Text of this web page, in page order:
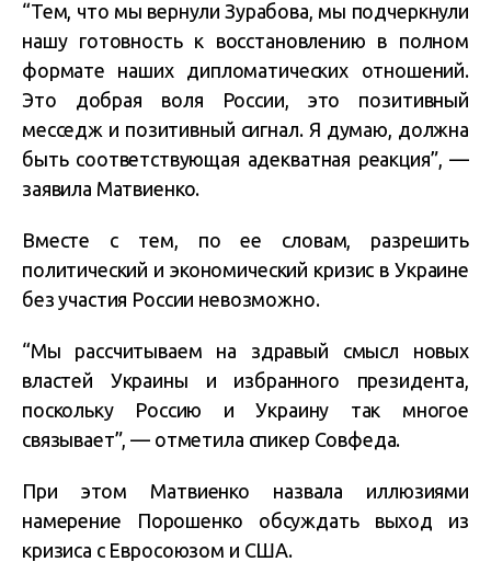
“Тем, что мы вернули Зурабова, мы подчеркнули
нашу готовность к восстановлению в полном
формате наших дипломатических отношений.
Это добрая воля России, это позитивный
месседж и позитивный сигнал. Я думаю, должна
быть соответствующая адекватная реакция”, —
заявила Матвиенко.
Вместе с тем, по ее словам, разрешить
политический и экономический кризис в Украине
без участия России невозможно.
“Мы рассчитываем на здравый смысл новых
властей Украины и избранного президента,
поскольку Россию и Украину так многое
связывает”, — отметила спикер Совфеда.
При этом Матвиенко назвала иллюзиями
намерение Порошенко обсуждать выход из
кризиса с Евросоюзом и США.